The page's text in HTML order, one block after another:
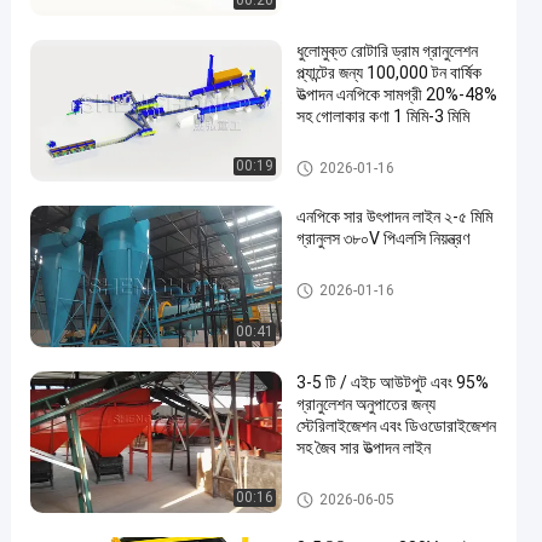
00:19
ধুলোমুক্ত রোটারি ড্রাম গ্রানুলেশন
প্ল্যান্টের জন্য 100,000 টন বার্ষিক
উত্পাদন এনপিকে সামগ্রী 20%-48%
সহ গোলাকার কণা 1 মিমি-3 মিমি
যৌগিক সার উত্পাদন লাইন
2026-01-16
00:41
এনপিকে সার উৎপাদন লাইন ২-৫ মিমি
গ্রানুলস ৩৮০V পিএলসি নিয়ন্ত্রণ
যৌগিক সার উত্পাদন লাইন
2026-01-16
00:16
3-5 টি / এইচ আউটপুট এবং 95%
গ্রানুলেশন অনুপাতের জন্য
স্টেরিলাইজেশন এবং ডিওডোরাইজেশন
সহ জৈব সার উত্পাদন লাইন
জৈব সার উত্পাদন লাইন
2026-06-05